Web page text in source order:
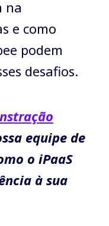
na
e como
podem
desafios.
equipe de
o iPaaS
à sua